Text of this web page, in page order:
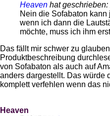
Heaven hat geschrieben:
Nein die Sofabaton
wenn ich dann die
möchte, muss ich ihm
Das fällt mir schwer zu
Produktbeschreibung
von Sofabaton als auch auf
anders dargestellt. Das würde
komplett verfehlen wenn das
Heaven